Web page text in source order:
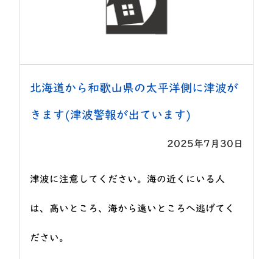
北海道から和歌山県の太平洋側に津波が
きます(津波警報が出ています)
2025年7月30日
津波に注意してください。海の近くにいる人
は、高いところ、海から遠いところへ逃げてく
ださい。